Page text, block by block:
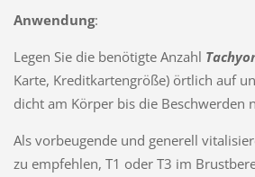
Anwendung:
Legen Sie die benötigte Anzahl
Karte, Kreditkartengröße) örtlich auf
dicht am Körper bis die Beschwerden
Als vorbeugende und generell
zu empfehlen, T1 oder T3 im